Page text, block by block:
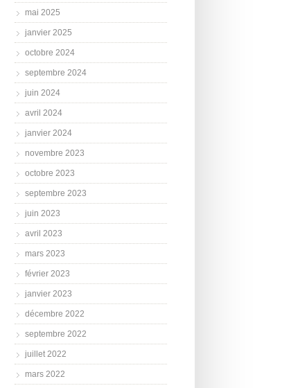
mai 2025
janvier 2025
octobre 2024
septembre 2024
juin 2024
avril 2024
janvier 2024
novembre 2023
octobre 2023
septembre 2023
juin 2023
avril 2023
mars 2023
février 2023
janvier 2023
décembre 2022
septembre 2022
juillet 2022
mars 2022